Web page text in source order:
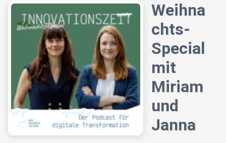
Weihna
chts-
Special
mit
Miriam
und
Janna